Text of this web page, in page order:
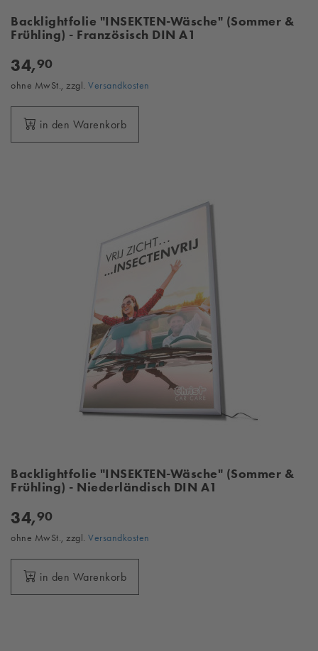
Backlightfolie "INSEKTEN-Wäsche" (Sommer &
Frühling) - Französisch DIN A1
34,90
ohne MwSt., zzgl. Versandkosten
in den Warenkorb
Backlightfolie "INSEKTEN-Wäsche" (Sommer &
Frühling) - Niederländisch DIN A1
34,90
ohne MwSt., zzgl. Versandkosten
in den Warenkorb